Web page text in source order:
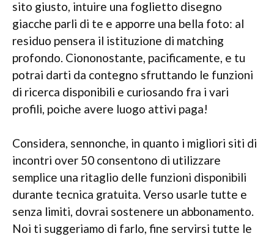
sito giusto, intuire una foglietto disegno
giacche parli di te e apporre una bella foto: al
residuo pensera il istituzione di matching
profondo. Ciononostante, pacificamente, e tu
potrai darti da contegno sfruttando le funzioni
di ricerca disponibili e curiosando fra i vari
profili, poiche avere luogo attivi paga!
Considera, sennonche, in quanto i migliori siti di
incontri over 50 consentono di utilizzare
semplice una ritaglio delle funzioni disponibili
durante tecnica gratuita. Verso usarle tutte e
senza limiti, dovrai sostenere un abbonamento.
Noi ti suggeriamo di farlo, fine servirsi tutte le